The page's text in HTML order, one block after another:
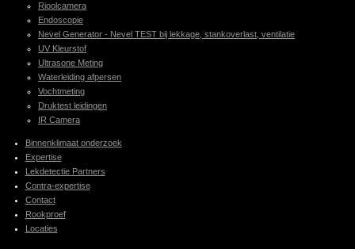
Rioolcamera
Endoscopie
Nevel Generator - Nevel TEST bij lekkage, stankoverlast, ventilatie
UV Kleurstof
Ultrasone Meting
Waterleiding afpersen
Vochtmeting
Druktest leidingen
IR Camera
Binnenklimaat onderzoek
Expertise
Lekdetectie Partners
Contra-expertise
Contact
Rookproef
Locaties